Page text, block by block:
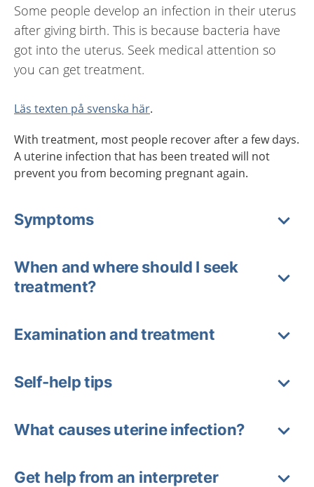
Some people develop an infection in their uterus
after giving birth. This is because bacteria have
got into the uterus. Seek medical attention so
you can get treatment.
Läs texten på svenska här.
With treatment, most people recover after a few days.
A uterine infection that has been treated will not
prevent you from becoming pregnant again.
Symptoms
When and where should I seek
treatment?
Examination and treatment
Self-help tips
What causes uterine infection?
Get help from an interpreter